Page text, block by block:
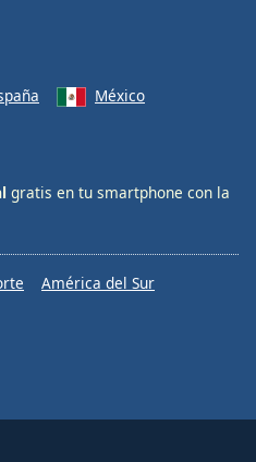
México
gratis en tu smartphone con la
América del Sur